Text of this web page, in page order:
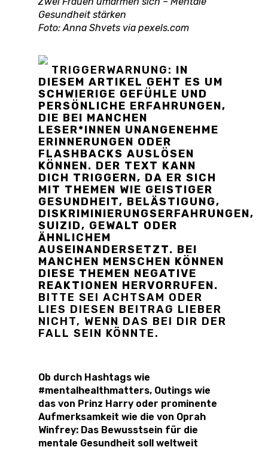
Gesundheit stärken
Foto: Anna Shvets via pexels.com
TRIGGERWARNUNG: IN
DIESEM ARTIKEL GEHT ES UM
SCHWIERIGE GEFÜHLE UND
PERSÖNLICHE ERFAHRUNGEN,
DIE BEI MANCHEN
LESER*INNEN UNANGENEHME
ERINNERUNGEN ODER
FLASHBACKS AUSLÖSEN
KÖNNEN. DER TEXT KANN
DICH TRIGGERN, DA ER SICH
MIT THEMEN WIE GEISTIGER
GESUNDHEIT, BELÄSTIGUNG,
DISKRIMINIERUNGSERFAHRUNGEN,
SUIZID, GEWALT ODER
ÄHNLICHEM
AUSEINANDERSETZT. BEI
MANCHEN MENSCHEN KÖNNEN
DIESE THEMEN NEGATIVE
REAKTIONEN HERVORRUFEN.
BITTE SEI ACHTSAM ODER
LIES DIESEN BEITRAG LIEBER
NICHT, WENN DAS BEI DIR DER
FALL SEIN KÖNNTE.
Ob durch Hashtags wie
#mentalhealthmatters, Outings wie
das von Prinz Harry oder prominente
Aufmerksamkeit wie die von Oprah
Winfrey: Das Bewusstsein für die
mentale Gesundheit soll weltweit